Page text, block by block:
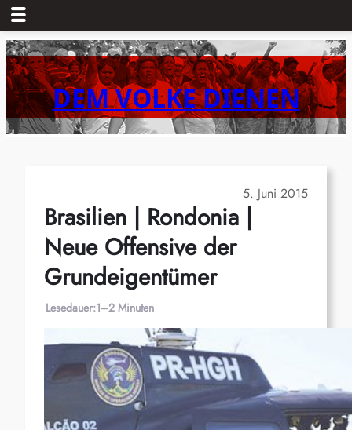
Zum
Inhalt
springenDEM VOLKE DIENEN
5. Juni 2015
Brasilien | Rondonia |
Neue Offensive der
Grundeigentümer
Lesedauer:1–2 Minuten